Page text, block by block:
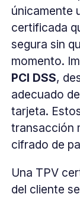
únicamente
certificada
segura sin
momento.
PCI DSS,
adecuado
tarjeta.
transacción
cifrado de
Una TPV
del cliente